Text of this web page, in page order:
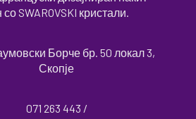
SWAROVSKI кристали.
Борче бр. 50 локал 3,
Скопје
071 263 443 /